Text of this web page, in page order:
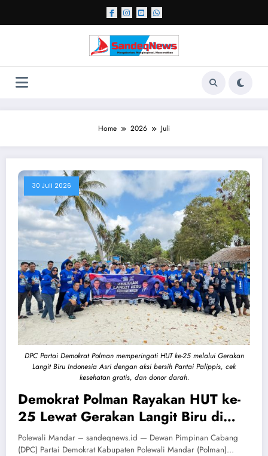
content
Home 2026 Juli
DPC Partai Demokrat Polman memperingati HUT ke-25 melalui Gerakan
Langit Biru Indonesia Asri dengan aksi bersih Pantai Palippis, cek
kesehatan gratis, dan donor darah.
30 Juli 2026
Demokrat Polman Rayakan HUT ke-
25 Lewat Gerakan Langit Biru di
Pantai Palippis
Polewali Mandar – sandeqnews.id — Dewan Pimpinan Cabang
(DPC) Partai Demokrat Kabupaten Polewali Mandar (Polman)…